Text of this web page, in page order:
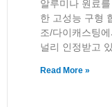
알루미나 원료
한 고성능 구형
조/다이캐스팅
널리 인정받고
Read More »